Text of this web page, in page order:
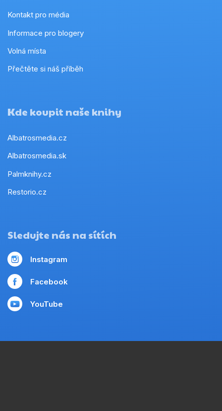
Kontakt pro média
Informace pro blogery
Volná místa
Přečtěte si náš příběh
Kde koupit naše knihy
Albatrosmedia.cz
Albatrosmedia.sk
Palmknihy.cz
Restorio.cz
Sledujte nás na sítích
Instagram
Facebook
YouTube